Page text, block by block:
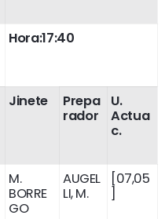
Hora:17:40
Jinete
Prepa
rador
U.
Actua
c.
M.
BORRE
GO
AUGEL
LI, M.
[07,05
]